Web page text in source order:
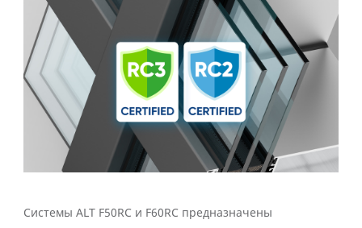
Системы ALT F50RC и F60RC предназначены